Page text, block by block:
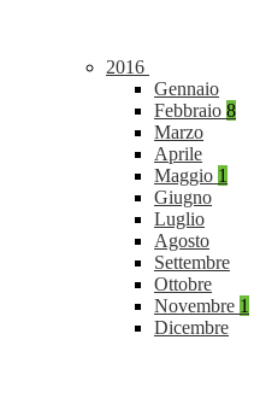
2016
Gennaio
Febbraio 8
Marzo
Aprile
Maggio 1
Giugno
Luglio
Agosto
Settembre
Ottobre
Novembre 1
Dicembre